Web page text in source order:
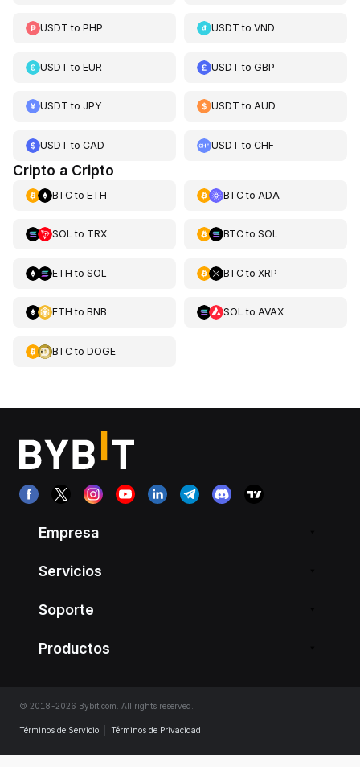
USDT to PHP USDT toVND
USDT to EUR USDT toGBP
USDT to JPY USDT toAUD
USDT to CAD USDT toCHF
Cripto a Cripto
BTCto ETH BTCto ADA
SOL to TRX BTCto SOL
ETH to SOL BTCto XRP
ETH to BNB SOL to AVAX
BTCto DOGE
Empresa
Servicios
Soporte
Productos
© 2018-2026 Bybit.com. All rights reserved.
Términos de Servicio Términos de Privacidad